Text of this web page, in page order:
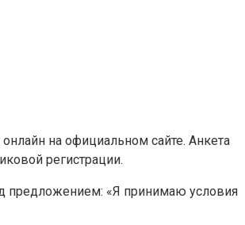
на официальном сайте. Анкета
регистрации.
предложением: «Я принимаю условия